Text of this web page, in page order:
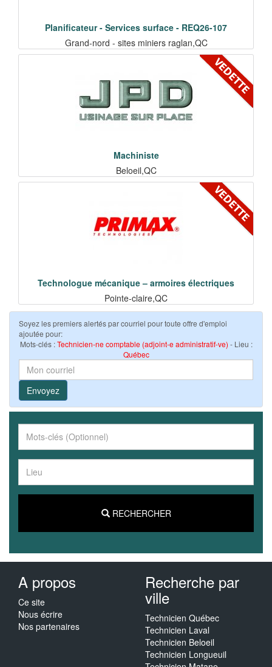
Planificateur - Services surface - REQ26-107
Grand-nord - sites miniers raglan,QC
Machiniste
Beloeil,QC
Technologue mécanique – armoires électriques
Pointe-claire,QC
Soyez les premiers alertés par courriel pour toute offre d'emploi
ajoutée pour:
Mots-clés :Technicien-ne comptable (adjoint-e administratif-ve) - Lieu :
Québec
Envoyez
RECHERCHER
A propos
Ce site
Nous écrire
Nos partenaires
Recherche par
ville
Technicien Québec
Technicien Laval
Technicien Beloeil
Technicien Longueuil